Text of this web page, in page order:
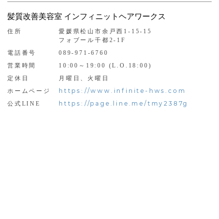
髪質改善美容室 インフィニットヘアワークス
住所
愛媛県松山市余戸西1-15-15
フォブール千都2-1F
電話番号
089-971-6760
営業時間
10:00～19:00 (L.O.18:00)
定休日
月曜日、火曜日
ホームページ
https://www.infinite-hws.com
公式LINE https://page.line.me/tmy2387g